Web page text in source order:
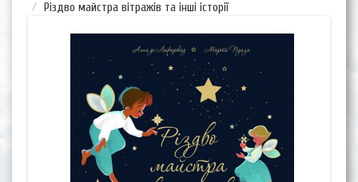
Різдво майстра вітражів та інші історії